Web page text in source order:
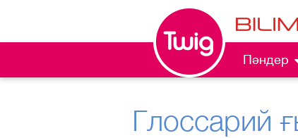
Пәндер
Глоссарий